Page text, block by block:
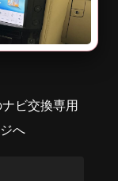
ビ交換専用
へ